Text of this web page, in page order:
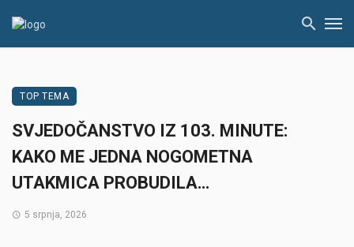
TOP TEMA
SVJEDOČANSTVO IZ 103. MINUTE:
KAKO ME JEDNA NOGOMETNA
UTAKMICA PROBUDILA…
5 srpnja, 2026